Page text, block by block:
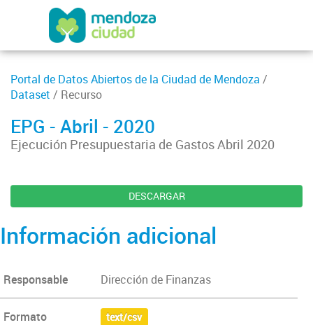
Portal de Datos Abiertos de la Ciudad de Mendoza /
Dataset / Recurso
EPG - Abril - 2020
Ejecución Presupuestaria de Gastos Abril 2020
DESCARGAR
Información adicional
Responsable Dirección de Finanzas
Formato text/csv